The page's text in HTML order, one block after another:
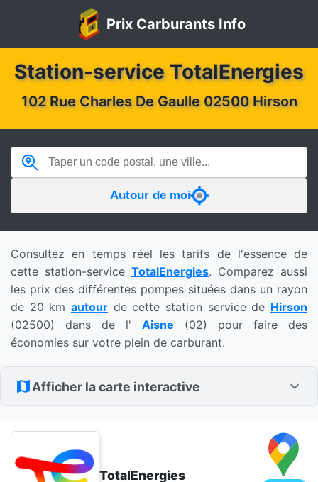
Prix Carburants Info
Station-service TotalEnergies
102 Rue Charles De Gaulle 02500 Hirson
Autour de moi
Consultez en temps réel les tarifs de l'essence de
cette station-service TotalEnergies. Comparez aussi
les prix des différentes pompes situées dans un rayon
de 20 km autour de cette station service de Hirson
(02500) dans de l' Aisne (02) pour faire des
économies sur votre plein de carburant.
Afficher la carte interactive
TotalEnergies